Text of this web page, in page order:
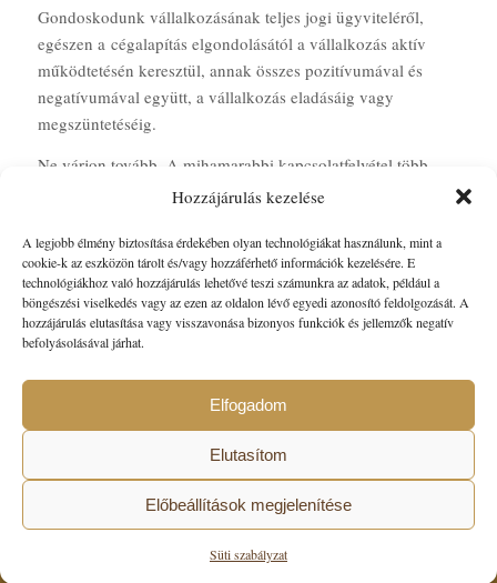
Hozzájárulás kezelése
A legjobb élmény biztosítása érdekében olyan technológiákat használunk, mint a
cookie-k az eszközön tárolt és/vagy hozzáférhető információk kezelésére. E
technológiákhoz való hozzájárulás lehetővé teszi számunkra az adatok, például a
böngészési viselkedés vagy az ezen az oldalon lévő egyedi azonosító feldolgozását. A
hozzájárulás elutasítása vagy visszavonása bizonyos funkciók és jellemzők negatív
befolyásolásával járhat.
Elfogadom
Elutasítom
Előbeállítások megjelenítése
Süti szabályzat
Gondoskodunk vállalkozásának teljes jogi ügyviteléről,
egészen a cégalapítás elgondolásától a vállalkozás aktív
működtetésén keresztül, annak összes pozitívumával és
negatívumával együtt, a vállalkozás eladásáig vagy
megszüntetéséig.
Ne várjon tovább. A mihamarabbi kapcsolatfelvétel több
lehetséges megoldást kínálhat Önnek.
Megbízható és professzionális szolgáltatást keres?